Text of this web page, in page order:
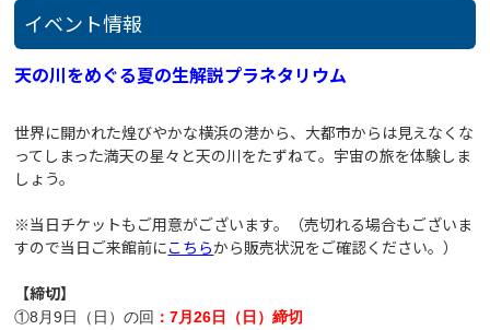
イベント情報
天の川をめぐる夏の生解説プラネタリウム
世界に開かれた煌びやかな横浜の港から、大都市からは見えなくな
ってしまった満天の星々と天の川をたずねて。宇宙の旅を体験しま
しょう。
※当日チケットもご用意がございます。（売切れる場合もございま
すので当日ご来館前にこちらから販売状況をご確認ください。）
【締切】
①8月9日（日）の回 ：7月26日（日）締切